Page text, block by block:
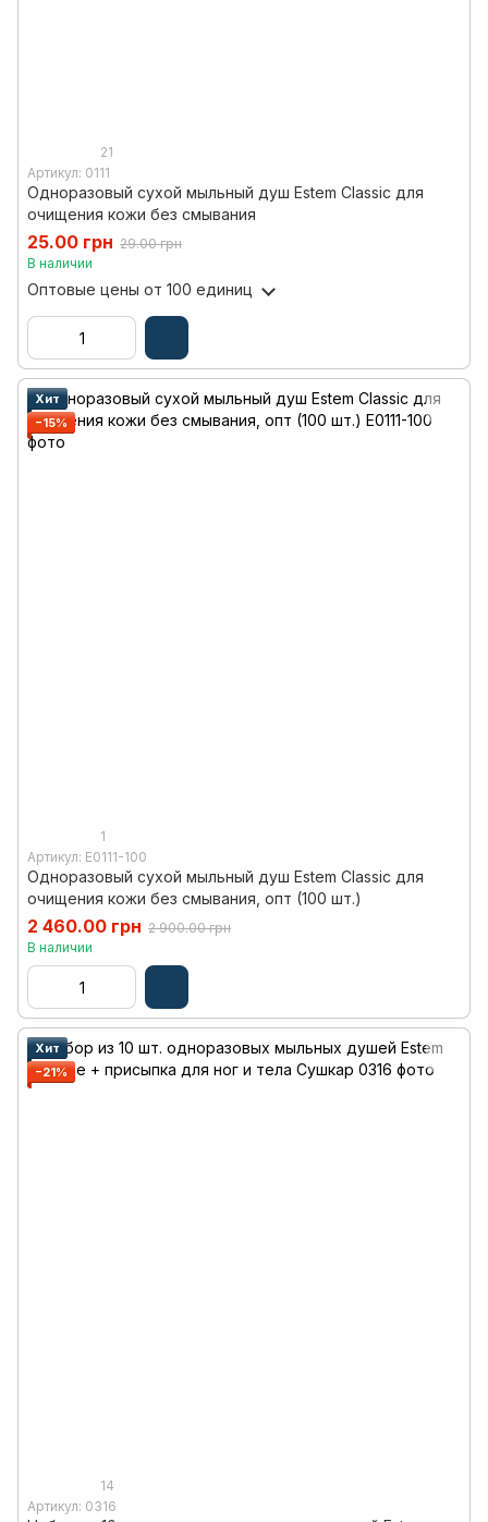
21
Артикул: 0111
Одноразовый сухой мыльный душ Estem Classic для
очищения кожи без смывания
25.00 грн 29.00 грн
В наличии
Оптовые цены от 100 единиц
Хит
−15%
1
Артикул: E0111-100
Одноразовый сухой мыльный душ Estem Classic для
очищения кожи без смывания, опт (100 шт.)
2 460.00 грн 2 900.00 грн
В наличии
Хит
−21%
14
Артикул: 0316